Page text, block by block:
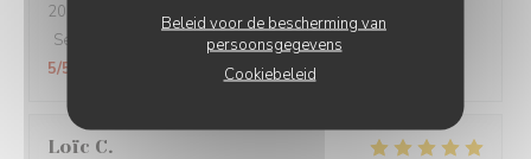
Beleid voor de bescherming van
persoonsgegevens
Cookiebeleid
2026-07-30
- 19:00 - Gasten 1
Service
Atmosfeer: 5/5 Keuken:5/5
5/5
Loïc C